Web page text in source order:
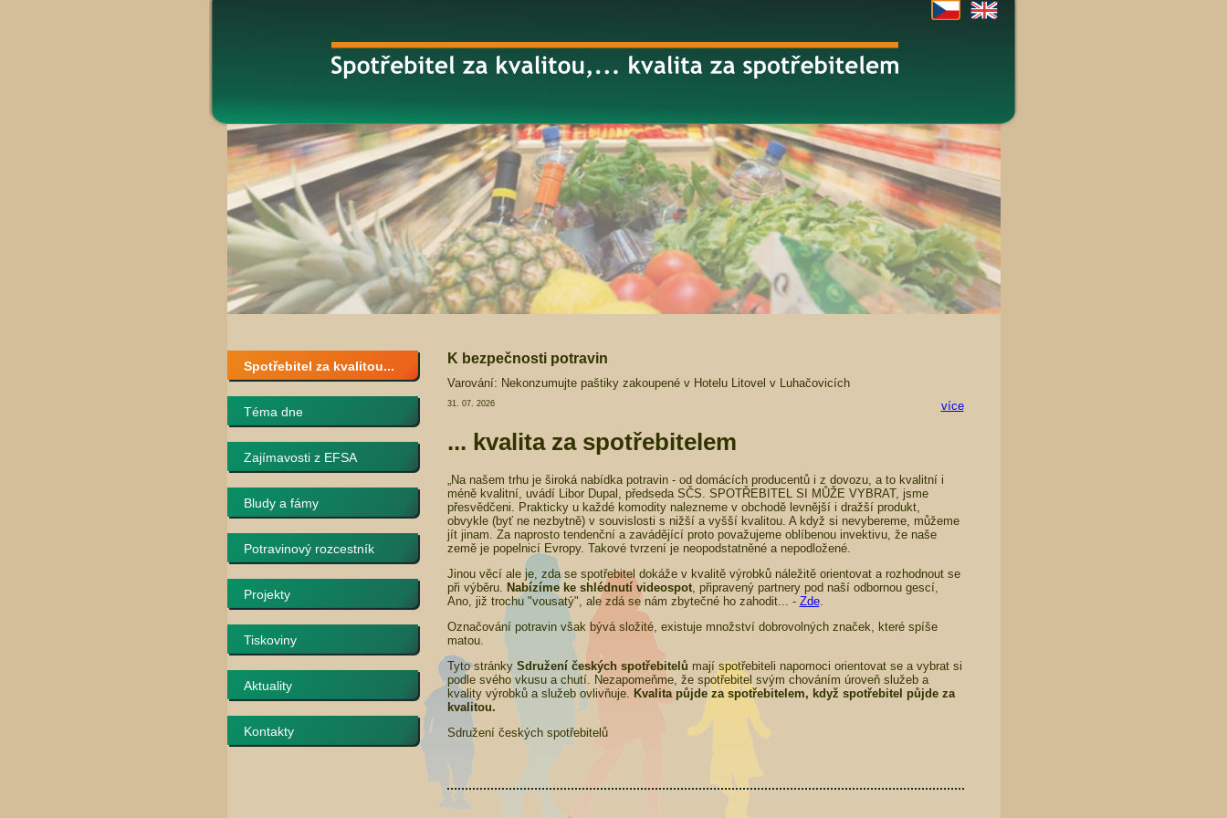
Spotřebitel za kvalitou...
Téma dne
Zajímavosti z EFSA
Bludy a fámy
Potravinový rozcestník
Projekty
Tiskoviny
Aktuality
Kontakty
K bezpečnosti potravin
Varování: Nekonzumujte paštiky zakoupené v Hotelu Litovel v Luhačovicích
více
31. 07. 2026
... kvalita za spotřebitelem
„Na našem trhu je široká nabídka potravin - od domácích producentů i z dovozu, a to kvalitní i
méně kvalitní, uvádí Libor Dupal, předseda SČS. SPOTŘEBITEL SI MŮŽE VYBRAT, jsme
přesvědčeni. Prakticky u každé komodity nalezneme v obchodě levnější i dražší produkt,
obvykle (byť ne nezbytně) v souvislosti s nižší a vyšší kvalitou. A když si nevybereme, můžeme
jít jinam. Za naprosto tendenční a zavádějící proto považujeme oblíbenou invektivu, že naše
země je popelnicí Evropy. Takové tvrzení je neopodstatněné a nepodložené.
Jinou věcí ale je, zda se spotřebitel dokáže v kvalitě výrobků náležitě orientovat a rozhodnout se
při výběru.
Nabízíme ke shlédnutí videospot, připravený partnery pod naší odbornou gescí,
Ano, již trochu "vousatý", ale zdá se nám zbytečné ho zahodit... - Zde.
Označování potravin však bývá složité, existuje množství dobrovolných značek, které spíše
matou.
Tyto stránky Sdružení českých spotřebitelů mají spotřebiteli napomoci orientovat se a vybrat si
podle svého vkusu a chutí. Nezapomeňme, že spotřebitel svým chováním úroveň služeb a
kvality výrobků a služeb ovlivňuje.
Kvalita půjde za spotřebitelem, když spotřebitel půjde za
kvalitou.
Sdružení českých spotřebitelů